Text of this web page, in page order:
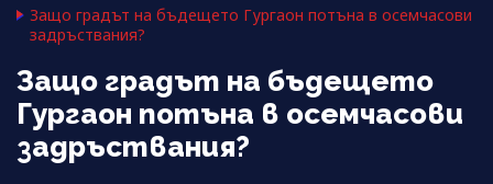
Защо градът на бъдещето Гургаон потъна в осемчасови
задръствания?
Защо градът на бъдещето
Гургаон потъна в осемчасови
задръствания?